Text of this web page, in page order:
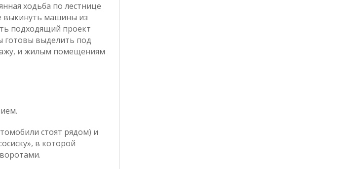
ходьба по лестнице
выкинуть машины из
подходящий проект
готовы выделить под
и жилым помещениям
стоят рядом) и
в которой